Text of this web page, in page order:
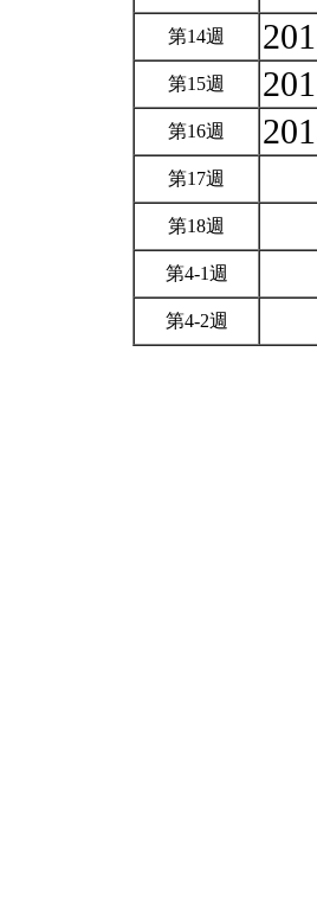
第14週
第15週
第16週
第17週
第18週
第4-1週
第4-2週